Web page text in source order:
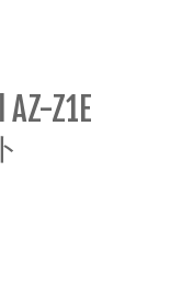
Z1E